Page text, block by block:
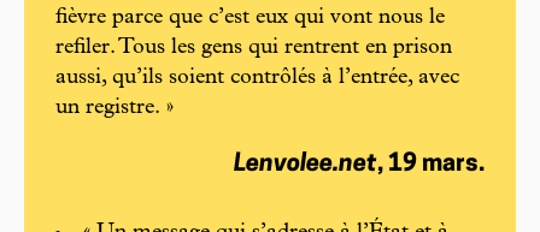
fièvre parce que c’est eux qui vont nous le
refiler. Tous les gens qui rentrent en prison
aussi, qu’ils soient contrôlés à l’entrée, avec
un registre. »
Lenvolee.net, 19 mars.